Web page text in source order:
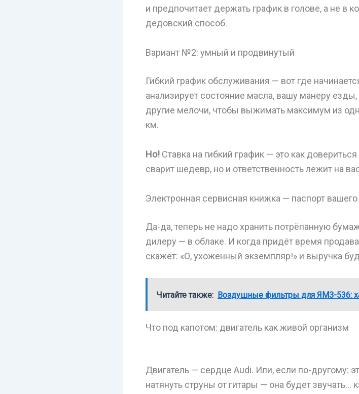
и предпочитает держать график в голове, а не в
дедовский способ.
Вариант №2: умный и продвинутый
Гибкий график обслуживания — вот где
анализирует состояние масла, вашу манеру
другие мелочи, чтобы выжимать максимум из
км.
Но! Ставка на гибкий график — это как
сварит шедевр, но и ответственность лежит на
Электронная сервисная книжка — паспорт вашего
Да-да, теперь не надо хранить потрёпанную
дилеру — в облаке. И когда придёт время
скажет: «О, ухоженный экземпляр!» и выручка
Читайте также: Воздушные фильтры для ЯМЗ-536:
Что под капотом: двигатель как живой организм
Двигатель — сердце Audi. Или, если по-другому:
натянуть струны от гитары — она будет звучать…